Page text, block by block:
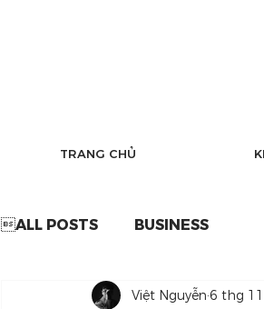
TRANG CHỦ
ALL POSTS BUSINESS
Việt Nguyễn 6 thg